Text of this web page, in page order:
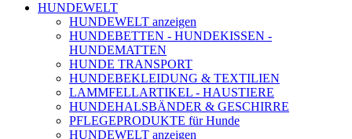
HUNDEWELT
HUNDEWELT anzeigen
HUNDEBETTEN - HUNDEKISSEN -
HUNDEMATTEN
HUNDE TRANSPORT
HUNDEBEKLEIDUNG & TEXTILIEN
LAMMFELLARTIKEL - HAUSTIERE
HUNDEHALSBÄNDER & GESCHIRRE
PFLEGEPRODUKTE für Hunde
HUNDEWELT anzeigen